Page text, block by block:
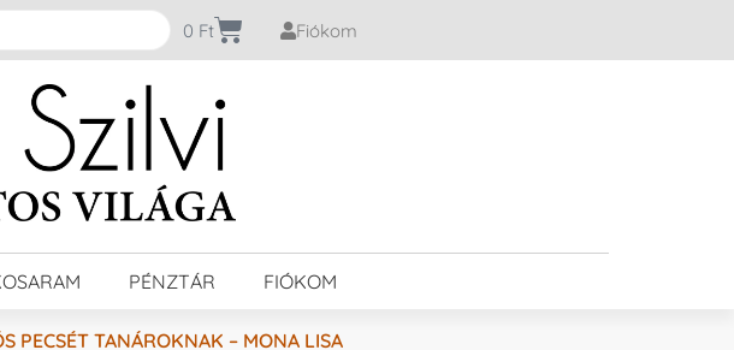
0 Ft Fiókom
PÉNZTÁR FIÓKOM
PECSÉT TANÁROKNAK – MONA LISA